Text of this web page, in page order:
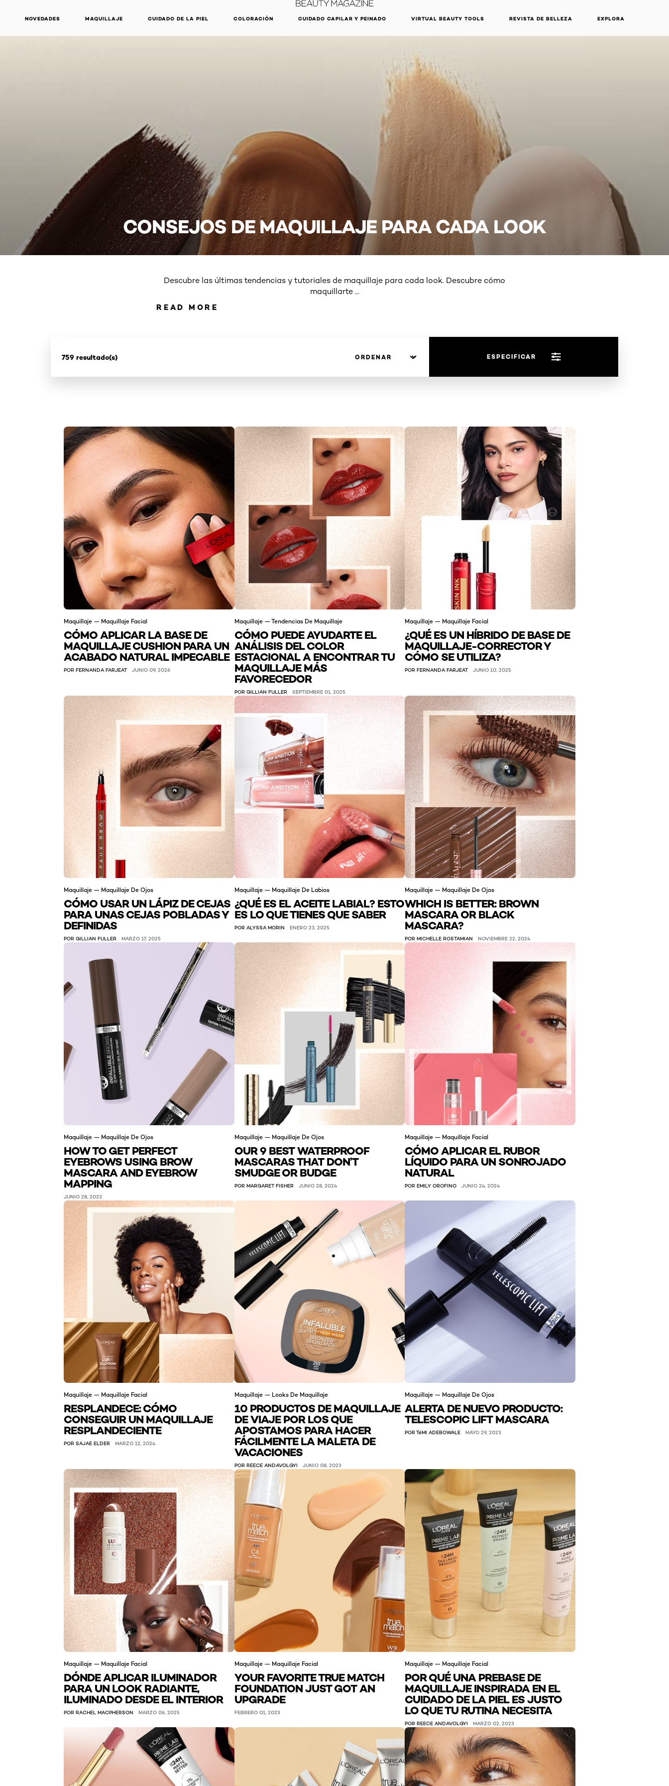
NOVEDADES MAQUILLAJE CUIDADO DE LA PIEL COLORACIÓN CUIDADO CAPILAR Y PEINADO VIRTUAL BEAUTY TOOLS REVISTA DE BELLEZA EXPLORA
CONSEJOS DE MAQUILLAJE PARA CADA LOOK
Descubre las últimas tendencias y tutoriales de maquillaje para cada look. Descubre cómo
maquillarte...
READ MORE
759 resultado(s) ESPECIFICAR
Maquillaje — Maquillaje Facial
CÓMO APLICAR LA BASE DE
MAQUILLAJE CUSHION PARA UN
ACABADO NATURAL IMPECABLE
POR FERNANDA FARJEAT JUNIO 09, 2026
Maquillaje — Tendencias De Maquillaje
CÓMO PUEDE AYUDARTE EL
ANÁLISIS DEL COLOR
ESTACIONAL A ENCONTRAR TU
MAQUILLAJE MÁS
FAVORECEDOR
POR GILLIAN FULLER SEPTIEMBRE 01, 2025
Maquillaje — Maquillaje Facial
¿QUÉ ES UN HÍBRIDO DE BASE DE
MAQUILLAJE-CORRECTOR Y
CÓMO SE UTILIZA?
POR FERNANDA FARJEAT JUNIO 10, 2025
Maquillaje — Maquillaje De Ojos
CÓMO USAR UN LÁPIZ DE CEJAS
PARA UNAS CEJAS POBLADAS Y
DEFINIDAS
POR GILLIAN FULLER MARZO 17, 2025
Maquillaje — Maquillaje De Labios
¿QUÉ ES EL ACEITE LABIAL? ESTO
ES LO QUE TIENES QUE SABER
POR ALYSSA MORIN ENERO 23, 2025
Maquillaje — Maquillaje De Ojos
WHICH IS BETTER: BROWN
MASCARA OR BLACK
MASCARA?
POR MICHELLE ROSTAMIAN NOVIEMBRE 22, 2024
Maquillaje — Maquillaje De Ojos
HOW TO GET PERFECT
EYEBROWS USING BROW
MASCARA AND EYEBROW
MAPPING
JUNIO 28, 2023
Maquillaje — Maquillaje De Ojos
OUR 9 BEST WATERPROOF
MASCARAS THAT DON’T
SMUDGE OR BUDGE
POR MARGARET FISHER JUNIO 28, 2024
Maquillaje — Maquillaje Facial
CÓMO APLICAR EL RUBOR
LÍQUIDO PARA UN SONROJADO
NATURAL
POR EMILY OROFINO JUNIO 24, 2024
Maquillaje — Maquillaje Facial
RESPLANDECE: CÓMO
CONSEGUIR UN MAQUILLAJE
RESPLANDECIENTE
POR SAJAE ELDER MARZO 12, 2024
Maquillaje — Looks De Maquillaje
10 PRODUCTOS DE MAQUILLAJE
DE VIAJE POR LOS QUE
APOSTAMOS PARA HACER
FÁCILMENTE LA MALETA DE
VACACIONES
POR REECE ANDAVOLGYI JUNIO 08, 2023
Maquillaje — Maquillaje De Ojos
ALERTA DE NUEVO PRODUCTO:
TELESCOPIC LIFT MASCARA
POR TéMI ADEBOWALE MAYO 29, 2023
Maquillaje — Maquillaje Facial
DÓNDE APLICAR ILUMINADOR
PARA UN LOOK RADIANTE,
ILUMINADO DESDE EL INTERIOR
POR RACHEL MACPHERSON MARZO 06, 2025
Maquillaje — Maquillaje Facial
YOUR FAVORITE TRUE MATCH
FOUNDATION JUST GOT AN
UPGRADE
FEBRERO 01, 2023
Maquillaje — Maquillaje Facial
POR QUÉ UNA PREBASE DE
MAQUILLAJE INSPIRADA EN EL
CUIDADO DE LA PIEL ES JUSTO
LO QUE TU RUTINA NECESITA
POR REECE ANDAVOLGYI MARZO 02, 2023